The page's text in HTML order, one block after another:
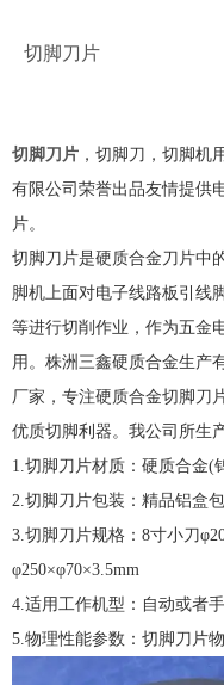
切脚刀片
切脚刀片 ，切脚刀，切脚机
有限公司荣誉出品友情提供
片。
切脚刀片是硬质合金刀片中
脚机上面对电子线路板引线
等进行切削作业，作为五金
用。株洲三鑫硬质合金生产
厂家，专注硬质合金切脚刀
优质切脚利器。我公司所生
1.切脚刀片材质：硬质合金(
2.切脚刀片包装：精品铝盒
3.切脚刀片规格：8寸小刀
φ250×φ70×3.5mm
4.适用工作机型：自动或者
5.物理性能参数：切脚刀片